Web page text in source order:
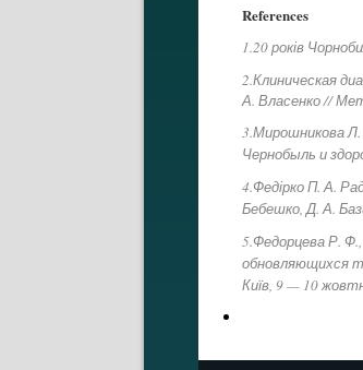
References
1.20 років
2.Клиническая
А. Власенко //
3.Мирошникова Л.
Чернобыль и
4.Федірко П. А.
Бебешко, Д. А.
5.Федорцева Р.
обновляющихся
Київ, 9 — 10